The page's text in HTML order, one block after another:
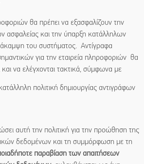
θα πρέπει να εξασφαλίζουν την
ασφαλείας και την ύπαρξη κατάλληλων
του συστήματος. Αντίγραφα
για την εταιρεία πληροφοριών θα
να ελέγχονται τακτικά, σύμφωνα με
πολιτική δημιουργίας αντιγράφων
αυτή την πολιτική για την προώθηση της
δεδομένων και τη συμμόρφωση με τη
παραβίαση των απαιτήσεων